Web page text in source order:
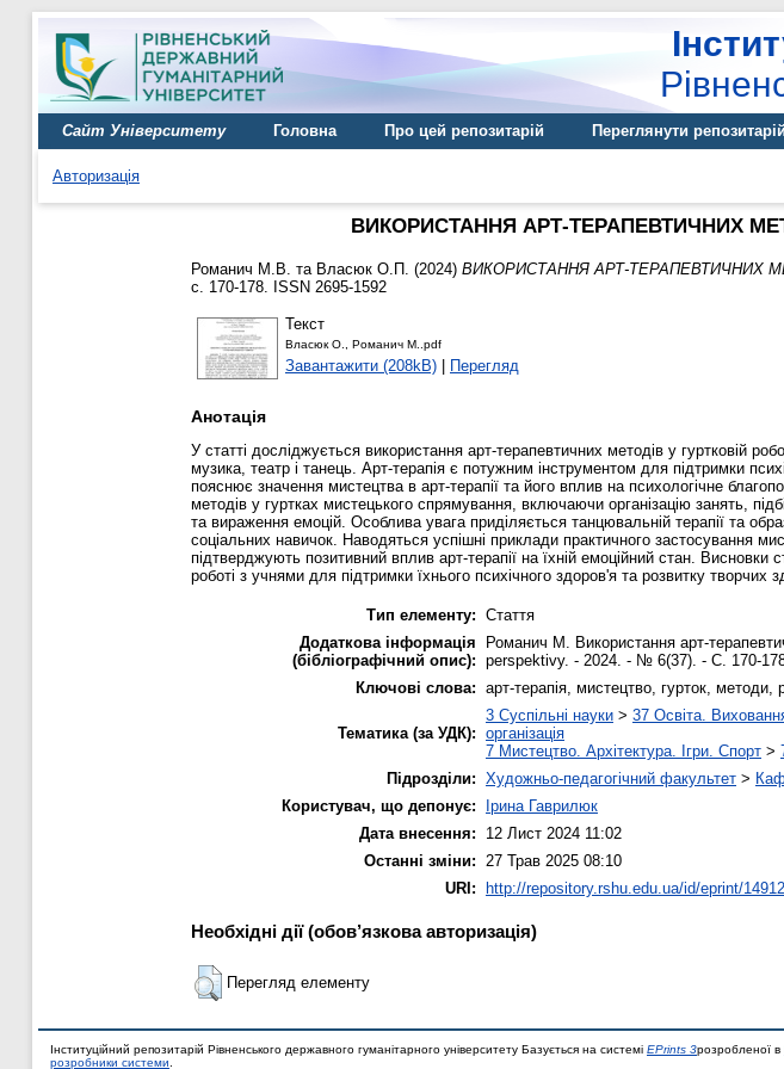
Сайт Університету Головна Про цей репозитарій Переглянути репозитарій
Авторизація
ВИКОРИСТАННЯ АРТ-ТЕРАПЕВТИЧНИХ
Романич М.В. та Власюк О.П. (2024) ВИКОРИСТАННЯ АРТ-ТЕРАПЕВТИЧНИХ
с. 170-178. ISSN 2695-1592
Текст
Власюк О., Романич М..pdf
Завантажити (208kB) | Перегляд
Анотація
У статті досліджується використання арт-терапевтичних методів у гуртковій
музика, театр і танець. Арт-терапія є потужним інструментом для підтримки
пояснює значення мистецтва в арт-терапії та його вплив на психологічне
методів у гуртках мистецького спрямування, включаючи організацію занять,
та вираження емоцій. Особлива увага приділяється танцювальній терапії та
соціальних навичок. Наводяться успішні приклади практичного застосування
підтверджують позитивний вплив арт-терапії на їхній емоційний стан.
роботі з учнями для підтримки їхнього психічного здоров'я та розвитку творчих
Тип елементу: Стаття
Додаткова інформація
(бібліографічний опис):
Романич М. Використання арт-
perspektivy. - 2024. - № 6(37). - С. 170-
Ключові слова: арт-терапія, мистецтво, гурток, методи,
Тематика (за УДК):
3 Суспільні науки > 37 Освіта.
організація
7 Мистецтво. Архітектура. Ігри. Спорт >
Підрозділи: Художньо-педагогічний факультет >
Користувач, що депонує:
Ірина Гаврилюк
Дата внесення:
12 Лист 2024 11:02
Останні зміни:
27 Трав 2025 08:10
URI:
http://repository.rshu.edu.ua/id/eprint/14912
Необхідні дії (обов’язкова авторизація)
Перегляд елементу
Інституційний репозитарій Рівненського державного гуманітарного університету Базується на системі EPrints 3розробленої в
розробники системи